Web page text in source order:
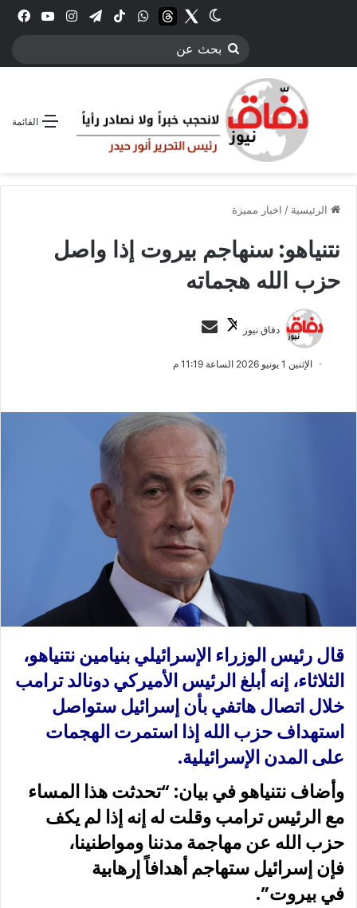
انستقرامتيلقرام‫TikTokواتسابthreadsTwitter
الوضع المظلم
بحث
القائمة
الرئيسية / اخبار مميزة
نتنياهو: سنهاجم بيروت إذا واصل
حزب الله هجماته
دفاق نيوز
ت
ب
ل
ى
X
س
ر
ي
د
ا
إ
ل
ك
ت
ر
و
ن
ي
ا
الإثنين 1 يونيو 2026 الساعة 11:19 م
قال رئيس الوزراء الإسرائيلي بنيامين نتنياهو،
الثلاثاء، إنه أبلغ الرئيس الأميركي دونالد ترامب
خلال اتصال هاتفي بأن إسرائيل ستواصل
استهداف حزب الله إذا استمرت الهجمات
على المدن الإسرائيلية.
وأضاف نتنياهو في بيان: “تحدثت هذا المساء
مع الرئيس ترامب وقلت له إنه إذا لم يكف
حزب الله عن مهاجمة مدننا ومواطنينا،
فإن إسرائيل ستهاجم أهدافاً إرهابية
في بيروت”.